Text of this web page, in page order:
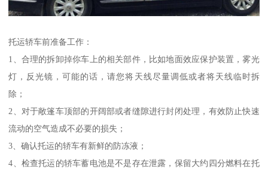
托运轿车前准备工作：
1、合理的拆卸掉你车上的相关部件，比如地面效应保护装置，雾光
灯，反光镜，可能的话，请您将天线尽量调低或者将天线临时拆
除；
2、对于敞篷车顶部的开阔部或者缝隙进行封闭处理，有效防止快速
流动的空气造成不必要的损失；
3、确认托运的轿车有新鲜的防冻液；
4、检查托运的轿车蓄电池是不是存在泄露，保留大约四分燃料在托